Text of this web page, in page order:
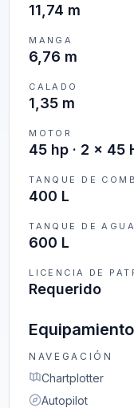
11,74 m
MANGA
6,76 m
CALADO
1,35 m
MOTOR
45 hp · 2 x 45
TANQUE DE
400 L
TANQUE DE AGUA
600 L
LICENCIA DE
Requerido
NAVEGACIÓN
Chartplotter
Autopilot